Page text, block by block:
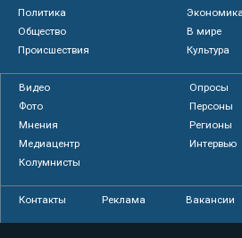
Политика
Экономика
Общество
В мире
Происшествия
Культура
Видео
Опросы
Фото
Персоны
Мнения
Регионы
Медиацентр
Интервью
Колумнисты
Контакты Реклама Вакансии